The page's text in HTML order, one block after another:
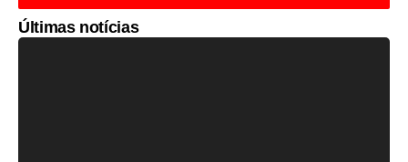
Últimas notícias